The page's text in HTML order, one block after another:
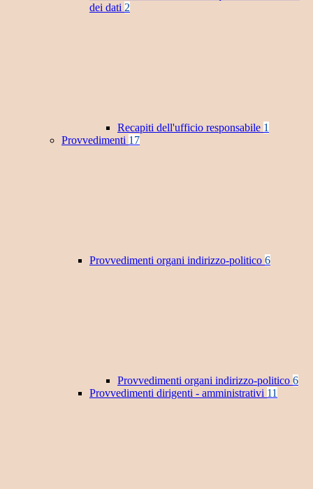
dei dati 2
Recapiti dell'ufficio responsabile 1
Provvedimenti 17
Provvedimenti organi indirizzo-politico 6
Provvedimenti organi indirizzo-politico 6
Provvedimenti dirigenti - amministrativi 11